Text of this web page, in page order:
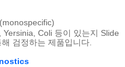
Yersinia, Coli 등이 있는지 Slide
해 검정하는 제품입니다.